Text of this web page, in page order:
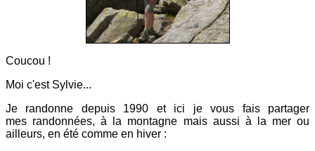
Coucou !
Moi c'est Sylvie...
Je randonne depuis 1990 et ici je vous fais partager
mes randonnées, à la montagne mais aussi à la mer ou
ailleurs, en été comme en hiver :